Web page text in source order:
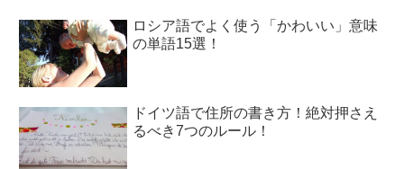
ロシア語でよく使う「かわいい」意味
の単語15選！
ドイツ語で住所の書き方！絶対押さえ
るべき7つのルール！